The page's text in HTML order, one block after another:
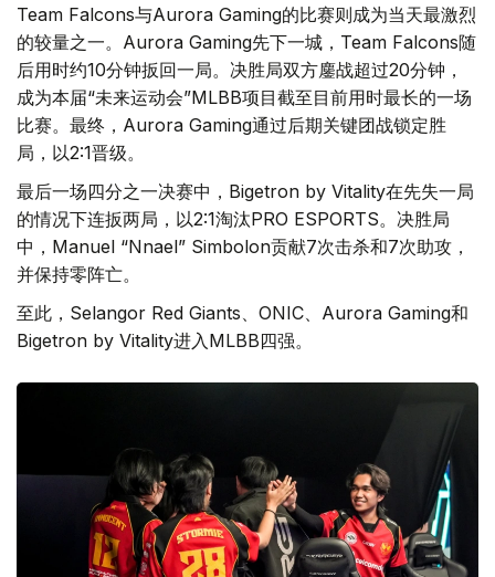
Team Falcons与Aurora Gaming的比赛则成为当天最激烈
的较量之一。Aurora Gaming先下一城，Team Falcons随
后用时约10分钟扳回一局。决胜局双方鏖战超过20分钟，
成为本届“未来运动会”MLBB项目截至目前用时最长的一场
比赛。最终，Aurora Gaming通过后期关键团战锁定胜
局，以2:1晋级。
最后一场四分之一决赛中，Bigetron by Vitality在先失一局
的情况下连扳两局，以2:1淘汰PRO ESPORTS。决胜局
中，Manuel “Nnael” Simbolon贡献7次击杀和7次助攻，
并保持零阵亡。
至此，Selangor Red Giants、ONIC、Aurora Gaming和
Bigetron by Vitality进入MLBB四强。